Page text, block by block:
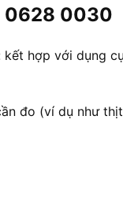
0628 0030
hợp với dụng
đo (ví dụ như